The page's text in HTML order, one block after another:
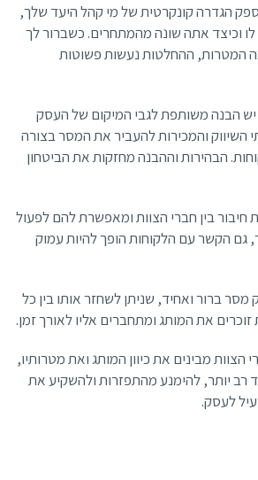
הגדרה קונקרטית של מי קהל היעד שלך,
וכיצד אתה שונה מהמתחרים. כשברור לך
המטרות, ההחלטות נעשות פשוטות
הבנה משותפת לגבי המיקום של העסק
השיווק והמכירות להעביר את המסר בצורה
הבהירות וההבנה מחזקות את הביטחון
חיבור בין חברי הצוות ומאפשרת להם לפעול
גם הקשר עם הלקוחות הופך להיות עמוק
מסר ברור ואחיד, שניתן לשחזר אותו בין כל
את המותג ומתחברים אליו לאורך זמן.
הצוות מבינים את כיוון המותג ואת מטרותיו,
רב יותר, להימנע מהתפזרות ולהשקיע את
לעסק.